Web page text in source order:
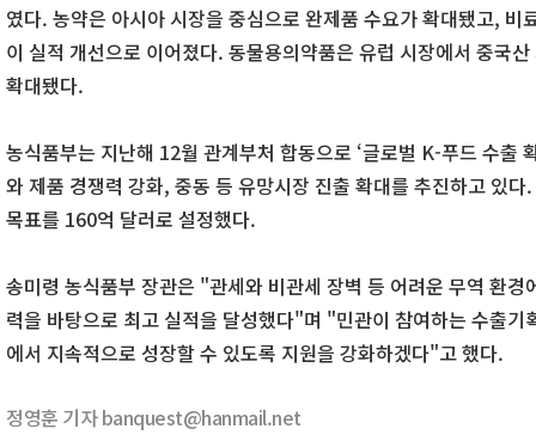
였다. 농약은 아시아 시장을 중심으로 완제품 수요가 확대됐고, 비
이 실적 개선으로 이어졌다. 동물용의약품은 유럽 시장에서 중국
확대됐다.
농식품부는 지난해 12월 관계부처 합동으로 ‘글로벌 K-푸드 수출
와 제품 경쟁력 강화, 중동 등 유망시장 진출 확대를 추진하고 있
목표를 160억 달러로 설정했다.
송미령 농식품부 장관은 "관세와 비관세 장벽 등 어려운 무역 환
력을 바탕으로 최고 실적을 달성했다"며 "민관이 참여하는 수출기
에서 지속적으로 성장할 수 있도록 지원을 강화하겠다"고 했다.
정영훈 기자 banquest@hanmail.net